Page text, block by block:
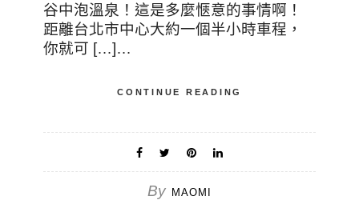
谷中泡溫泉！這是多麼愜意的事情啊！
距離台北市中心大約一個半小時車程，
你就可 […]…
CONTINUE READING
By MAOMI